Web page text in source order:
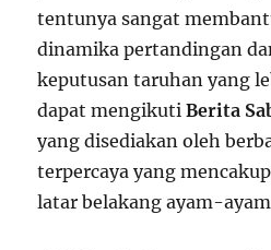
tentunya sangat
dinamika pertandingan
keputusan taruhan yang
dapat mengikutiBerita
yang disediakan oleh
terpercaya yang
latar belakang ayam-